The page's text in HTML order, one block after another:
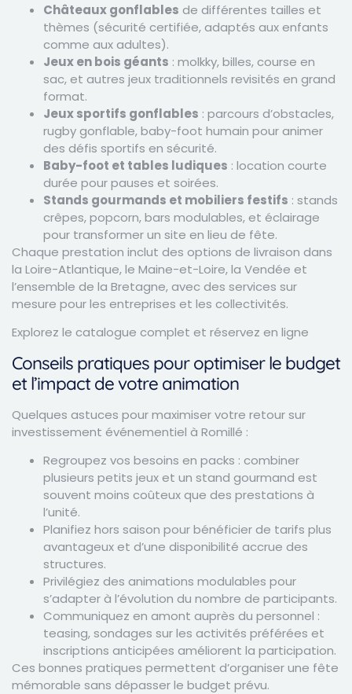
Châteaux gonflables de différentes tailles et
thèmes (sécurité certifiée, adaptés aux enfants
comme aux adultes).
Jeux en bois géants : molkky, billes, course en
sac, et autres jeux traditionnels revisités en grand
format.
Jeux sportifs gonflables : parcours d’obstacles,
rugby gonflable, baby-foot humain pour animer
des défis sportifs en sécurité.
Baby-foot et tables ludiques : location courte
durée pour pauses et soirées.
Stands gourmands et mobiliers festifs : stands
crêpes, popcorn, bars modulables, et éclairage
pour transformer un site en lieu de fête.
Chaque prestation inclut des options de livraison dans
la Loire-Atlantique, le Maine-et-Loire, la Vendée et
l’ensemble de la Bretagne, avec des services sur
mesure pour les entreprises et les collectivités.
Explorez le catalogue complet et réservez en ligne
Conseils pratiques pour optimiser le budget
et l’impact de votre animation
Quelques astuces pour maximiser votre retour sur
investissement événementiel à Romillé :
Regroupez vos besoins en packs : combiner
plusieurs petits jeux et un stand gourmand est
souvent moins coûteux que des prestations à
l’unité.
Planifiez hors saison pour bénéficier de tarifs plus
avantageux et d’une disponibilité accrue des
structures.
Privilégiez des animations modulables pour
s’adapter à l’évolution du nombre de participants.
Communiquez en amont auprès du personnel :
teasing, sondages sur les activités préférées et
inscriptions anticipées améliorent la participation.
Ces bonnes pratiques permettent d’organiser une fête
mémorable sans dépasser le budget prévu.